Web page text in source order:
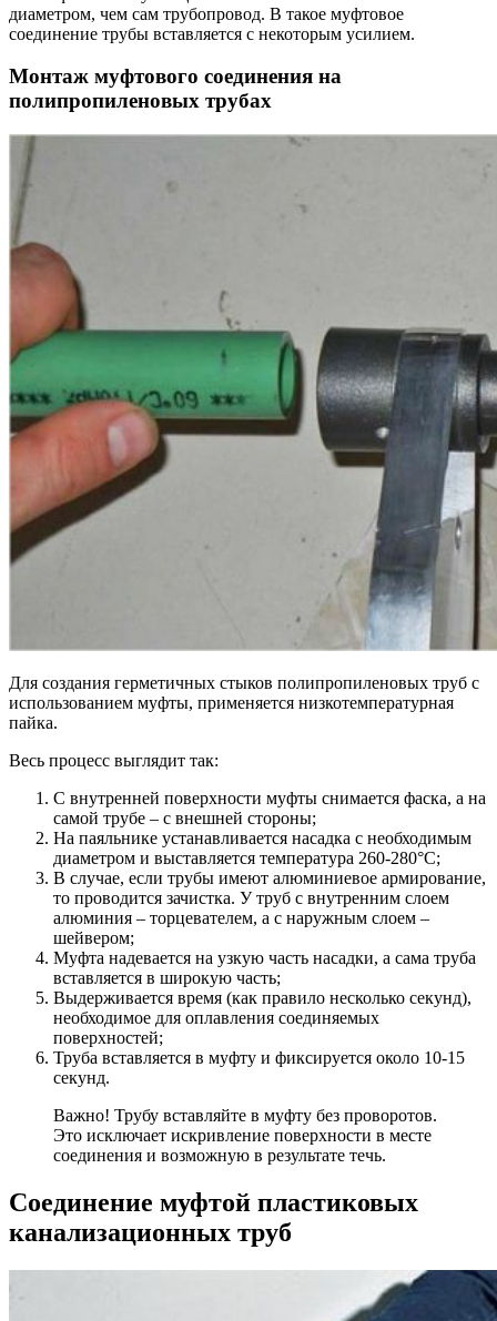
диаметром, чем сам трубопровод. В такое муфтовое
соединение трубы вставляется с некоторым усилием.
Монтаж муфтового соединения на
полипропиленовых трубах
Для создания герметичных стыков полипропиленовых труб с
использованием муфты, применяется низкотемпературная
пайка.
Весь процесс выглядит так:
С внутренней поверхности муфты снимается фаска, а на
самой трубе – с внешней стороны;
На паяльнике устанавливается насадка с необходимым
диаметром и выставляется температура 260-280°С;
В случае, если трубы имеют алюминиевое армирование,
то проводится зачистка. У труб с внутренним слоем
алюминия – торцевателем, а с наружным слоем –
шейвером;
Муфта надевается на узкую часть насадки, а сама труба
вставляется в широкую часть;
Выдерживается время (как правило несколько секунд),
необходимое для оплавления соединяемых
поверхностей;
Труба вставляется в муфту и фиксируется около 10-15
секунд.
Важно! Трубу вставляйте в муфту без проворотов.
Это исключает искривление поверхности в месте
соединения и возможную в результате течь.
Соединение муфтой пластиковых
канализационных труб